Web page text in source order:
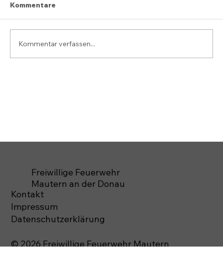
Kommentare
Kommentar verfassen...
Kontakt
Impressum
Datenschutzerklärung
© 2026 Freiwillige Feuerwehr Mautern
Freiwillige Feuerwehr
Mautern an der Donau